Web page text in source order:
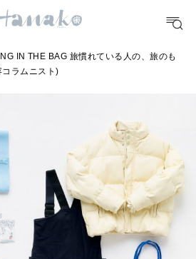
TRAVEL
どこ行く？
] Weekly Holoscope
Monthly Love Holoscope
愛のタロットメッセージ
HEALTH
自分にやさしく
IN THE BAG 旅慣れている人の、旅のも
ラムニスト)